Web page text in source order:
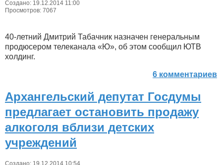
Создано: 19.12.2014 11:00
Просмотров: 7067
40-летний Дмитрий Табачник назначен генеральным
продюсером телеканала «Ю», об этом сообщил ЮТВ
холдинг.
6 комментариев
Архангельский депутат Госдумы
предлагает остановить продажу
алкоголя вблизи детских
учреждений